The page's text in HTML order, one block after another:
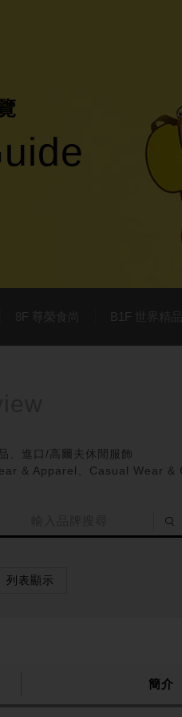
uide
8F 尊榮食尚 B1F 世界精品
、進口/高爾夫休閒服飾
& Apparel、Casual Wear &
列表顯示
簡介